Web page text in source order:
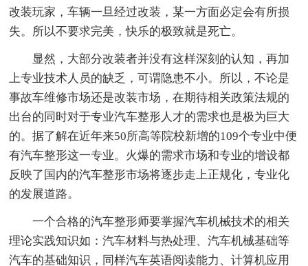
改装玩家，车辆一旦经过改装，某一方面必定会有所损
失。所以不要求完美，快乐的极致就是死亡。
显然，大部分改装者并没有这样深刻的认知，再加
上专业技术人员的缺乏，可谓隐患不小。所以，不论是
事故车维修市场还是改装市场，在期待相关政策法规的
出台的同时对于专业汽车整形人才的需求也是极为巨大
的。据了解在近年来50所高等院校新增的109个专业中便
有汽车整形这一专业。火爆的需求市场和专业的增设都
反映了国内的汽车整形市场将逐步走上正规化，专业化
的发展道路。
一个合格的汽车整形师要掌握汽车机械技术的相关
理论实践知识如：汽车材料与热处理、汽车机械基础等
汽车的基础知识，同样汽车英语阅读能力、计算机应用